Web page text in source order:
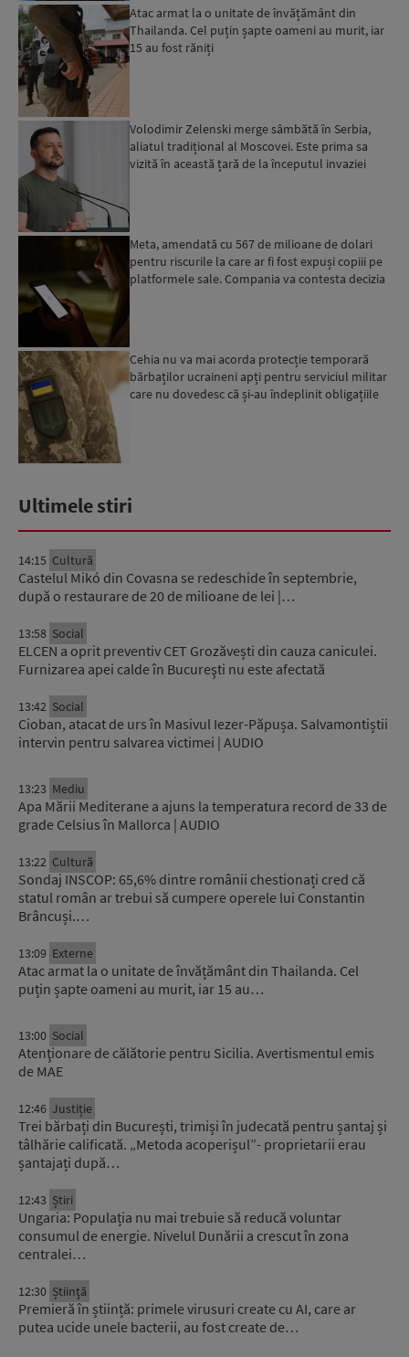
Atac armat la o unitate de învățământ din
Thailanda. Cel puțin șapte oameni au murit, iar
15 au fost răniți
Volodimir Zelenski merge sâmbătă în Serbia,
aliatul tradițional al Moscovei. Este prima sa
vizită în această țară de la începutul invaziei
Meta, amendată cu 567 de milioane de dolari
pentru riscurile la care ar fi fost expuși copiii pe
platformele sale. Compania va contesta decizia
Cehia nu va mai acorda protecție temporară
bărbaților ucraineni apți pentru serviciul militar
care nu dovedesc că și-au îndeplinit obligațiile
Ultimele stiri
14:15 Cultură
Castelul Mikó din Covasna se redeschide în septembrie,
după o restaurare de 20 de milioane de lei |…
13:58 Social
ELCEN a oprit preventiv CET Grozăvești din cauza caniculei.
Furnizarea apei calde în Bucureşti nu este afectată
13:42 Social
Cioban, atacat de urs în Masivul Iezer-Păpușa. Salvamontiștii
intervin pentru salvarea victimei | AUDIO
13:23 Mediu
Apa Mării Mediterane a ajuns la temperatura record de 33 de
grade Celsius în Mallorca | AUDIO
13:22 Cultură
Sondaj INSCOP: 65,6% dintre românii chestionați cred că
statul român ar trebui să cumpere operele lui Constantin
Brâncuși.…
13:09 Externe
Atac armat la o unitate de învățământ din Thailanda. Cel
puțin șapte oameni au murit, iar 15 au…
13:00 Social
Atenţionare de călătorie pentru Sicilia. Avertismentul emis
de MAE
12:46 Justiție
Trei bărbați din București, trimiși în judecată pentru șantaj și
tâlhărie calificată. „Metoda acoperișul”- proprietarii erau
șantajați după…
12:43 Știri
Ungaria: Populația nu mai trebuie să reducă voluntar
consumul de energie. Nivelul Dunării a crescut în zona
centralei…
12:30 Știinţă
Premieră în știință: primele virusuri create cu AI, care ar
putea ucide unele bacterii, au fost create de…